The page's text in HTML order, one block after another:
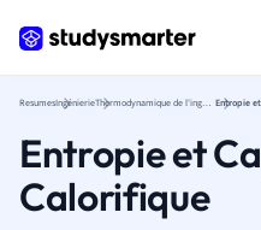
ResumesIngénierie Thermodynamique de l'ingénierie
Entropie et
Calorifique